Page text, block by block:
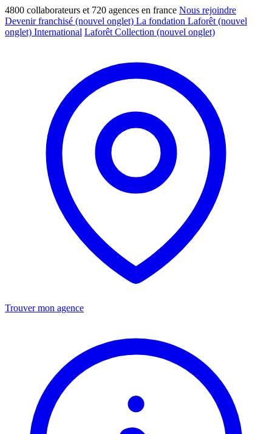
4800 collaborateurs et 720 agences en france Nous rejoindre
Devenir franchisé (nouvel onglet) La fondation Laforêt (nouvel
onglet) International Laforêt Collection (nouvel onglet)
Trouver mon agence